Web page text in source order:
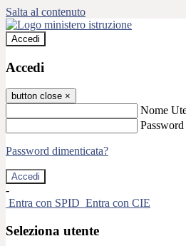
Salta al contenuto
Accedi
Accedi
button close ×
Nome
Password
Password dimenticata?
-
Entra con SPID Entra con CIE
Seleziona utente